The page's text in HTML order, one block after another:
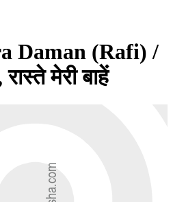
Daman (Rafi) /
रास्ते मेरी बाहें